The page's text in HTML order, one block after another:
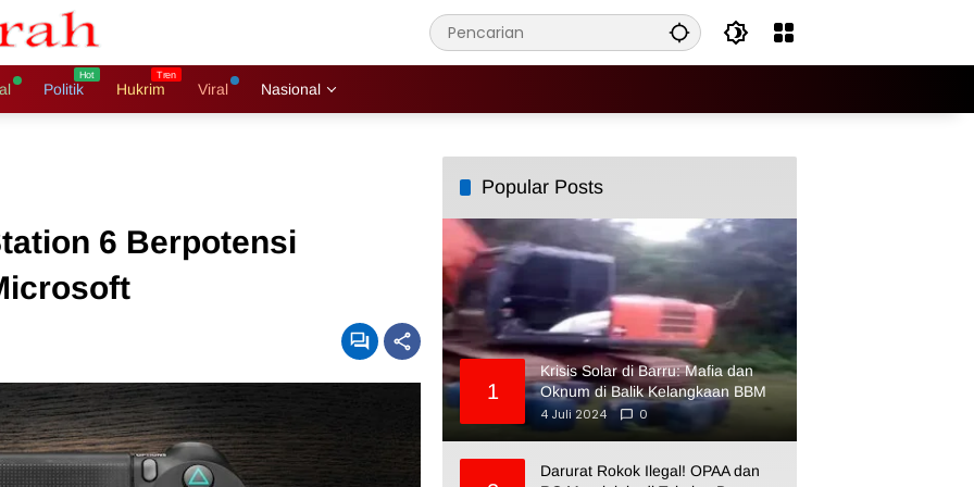
Politik Hukrim Viral Nasional
6 Berpotensi
Popular Posts
1
Krisis Solar di Barru: Mafia dan
Oknum di Balik Kelangkaan BBM
4 Juli 2024
0
Darurat Rokok Ilegal! OPAA dan